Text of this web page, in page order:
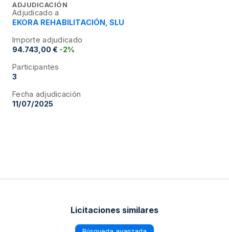
ADJUDICACIÓN
Adjudicado a
EKORA REHABILITACIÓN, SLU
Importe adjudicado
94.743,00 € -2%
Participantes
3
Fecha adjudicación
11/07/2025
Licitaciones similares